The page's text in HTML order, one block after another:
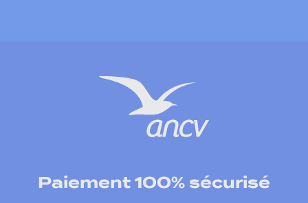
Paiement 100% sécurisé